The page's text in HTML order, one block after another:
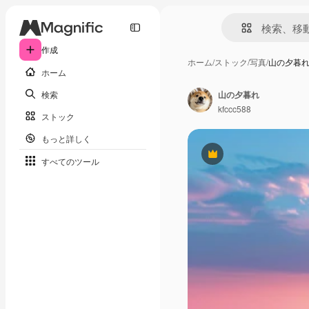
作成
ホーム
検索
ストック
もっと詳しく
すべてのツール
ホーム/ストック/写真/山の夕暮れ
Premium
山の夕暮れ
kfccc588